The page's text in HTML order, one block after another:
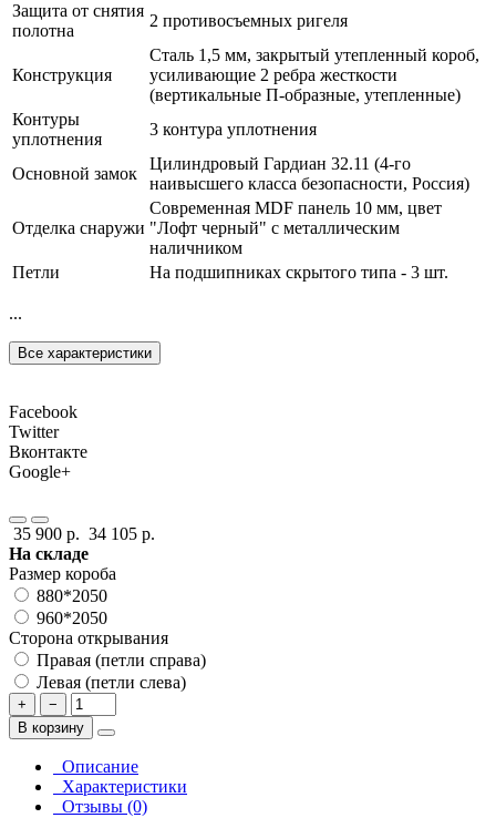
Защита от снятия
полотна
2 противосъемных ригеля
Конструкция
Сталь 1,5 мм, закрытый утепленный короб,
усиливающие 2 ребра жесткости
(вертикальные П-образные, утепленные)
Контуры
уплотнения
3 контура уплотнения
Основной замок
Цилиндровый Гардиан 32.11 (4-го
наивысшего класса безопасности, Россия)
Отделка снаружи
Современная MDF панель 10 мм, цвет
"Лофт черный" с металлическим
наличником
Петли
На подшипниках скрытого типа - 3 шт.
...
Все характеристики
Facebook
Twitter
Вконтакте
Google+
35 900 р. 34 105 р.
На складе
Размер короба
880*2050
960*2050
Сторона открывания
Правая (петли справа)
Левая (петли слева)
+
−
В корзину
Описание
Характеристики
Отзывы (0)